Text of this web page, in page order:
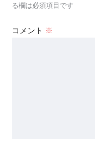
る欄は必須項目です
コメント ※